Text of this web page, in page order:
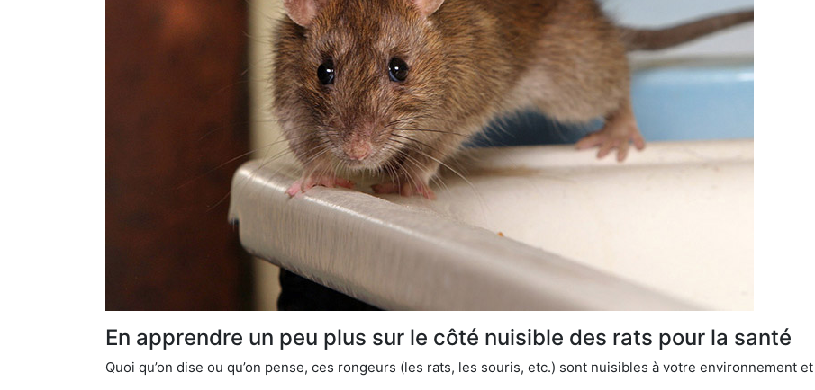
En apprendre un peu plus sur le côté nuisible des rats pour la santé
Quoi qu’on dise ou qu’on pense, ces rongeurs (les rats, les souris, etc.) sont nuisibles à votre environnement